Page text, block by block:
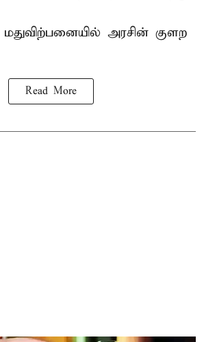
அரசின் குளற
Read More